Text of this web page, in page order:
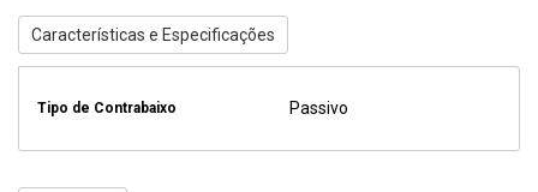
Características e Especificações
Tipo de Contrabaixo Passivo